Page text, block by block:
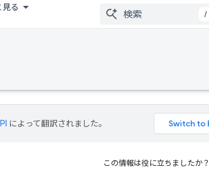
る
/
によって翻訳されました。
この情報は役に立ちましたか？